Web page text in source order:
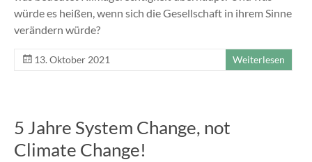
würde es heißen, wenn sich die Gesellschaft in ihrem Sinne
verändern würde?
13. Oktober 2021 Weiterlesen
5 Jahre System Change, not
Climate Change!